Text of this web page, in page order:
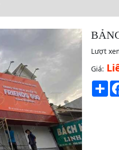
Lượt
Giá: